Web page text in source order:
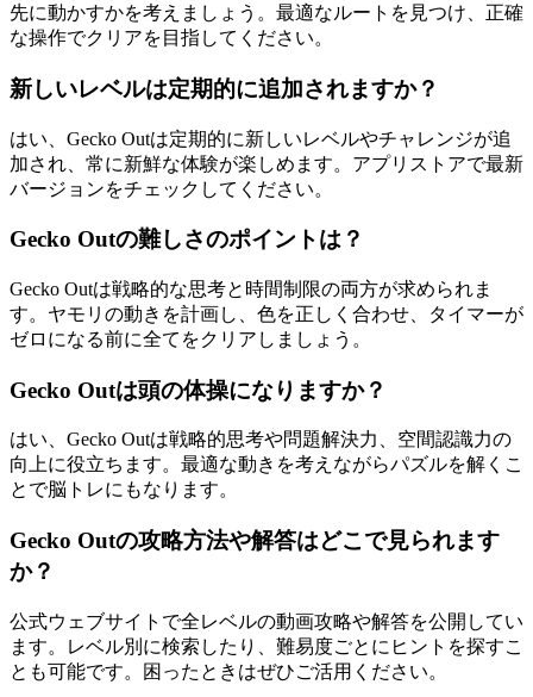
先に動かすかを考えましょう。最適なルートを見つけ、正確
な操作でクリアを目指してください。
新しいレベルは定期的に追加されますか？
はい、Gecko Outは定期的に新しいレベルやチャレンジが追
加され、常に新鮮な体験が楽しめます。アプリストアで最新
バージョンをチェックしてください。
Gecko Outの難しさのポイントは？
Gecko Outは戦略的な思考と時間制限の両方が求められま
す。ヤモリの動きを計画し、色を正しく合わせ、タイマーが
ゼロになる前に全てをクリアしましょう。
Gecko Outは頭の体操になりますか？
はい、Gecko Outは戦略的思考や問題解決力、空間認識力の
向上に役立ちます。最適な動きを考えながらパズルを解くこ
とで脳トレにもなります。
Gecko Outの攻略方法や解答はどこで見られます
か？
公式ウェブサイトで全レベルの動画攻略や解答を公開してい
ます。レベル別に検索したり、難易度ごとにヒントを探すこ
とも可能です。困ったときはぜひご活用ください。